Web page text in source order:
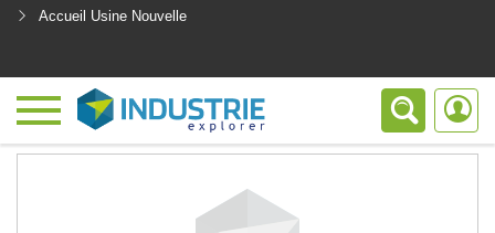
Accueil Usine Nouvelle